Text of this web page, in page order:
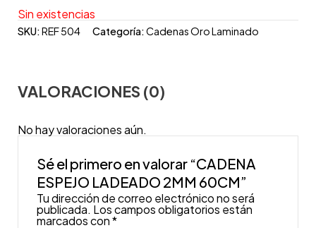
Sin existencias
SKU:REF 504 Categoría:Cadenas Oro Laminado
VALORACIONES (0)
No hay valoraciones aún.
Sé el primero en valorar “CADENA
ESPEJO LADEADO 2MM 60CM”
Tu dirección de correo electrónico no será
publicada. Los campos obligatorios están
marcados con*